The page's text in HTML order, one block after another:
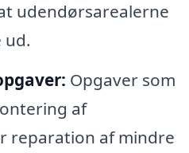
udendørsarealerne
Opgaver som
af
reparation af mindre